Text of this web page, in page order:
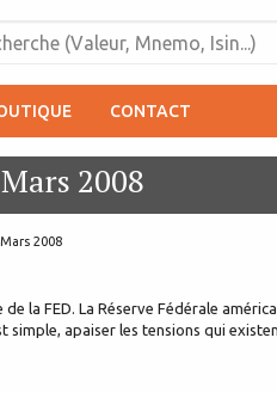
CONTACT
2008
2008
de la FED. La Réserve Fédérale
apaiser les tensions qui